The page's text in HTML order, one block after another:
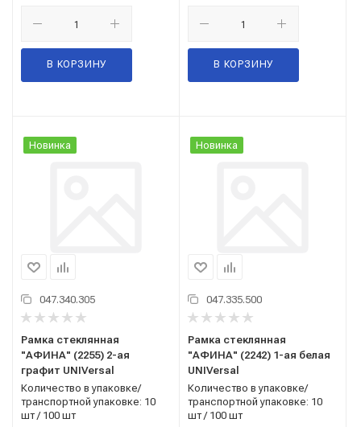
В КОРЗИНУ В КОРЗИНУ
Новинка
047.340.305
Рамка стеклянная
"АФИНА" (2255) 2-ая
графит UNIVersal
Количество в упаковке/
транспортной упаковке: 10
шт / 100 шт
Новинка
047.335.500
Рамка стеклянная
"АФИНА" (2242) 1-ая белая
UNIVersal
Количество в упаковке/
транспортной упаковке: 10
шт / 100 шт